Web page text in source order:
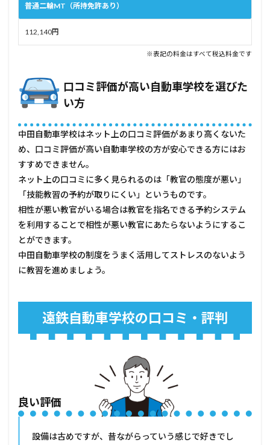
普通二輪MT（所持免許あり）
112,140円
※表記の料金はすべて税込料金です
口コミ評価が高い自動車学校を選びた
い方
中田自動車学校はネット上の口コミ評価があまり高くないた
め、口コミ評価が高い自動車学校の方が安心できる方にはお
すすめできません。
ネット上の口コミに多く見られるのは「教官の態度が悪い」
「技能教習の予約が取りにくい」というものです。
相性が悪い教官がいる場合は教官を指名できる予約システム
を利用することで相性が悪い教官にあたらないようにするこ
とができます。
中田自動車学校の制度をうまく活用してストレスのないよう
に教習を進めましょう。
遠鉄自動車学校の口コミ・評判
良い評価
設備は古めですが、昔ながらっていう感じで好きでし